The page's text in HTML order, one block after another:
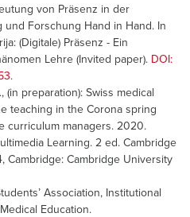
von Präsenz in der
Forschung Hand in Hand. In
(Digitale) Präsenz - Ein
Lehre (Invited paper). DOI:
(in preparation): Swiss medical
teaching in the Corona spring
curriculum managers. 2020.
Learning. 2 ed. Cambridge
Cambridge: Cambridge University
Association, Institutional
Education.